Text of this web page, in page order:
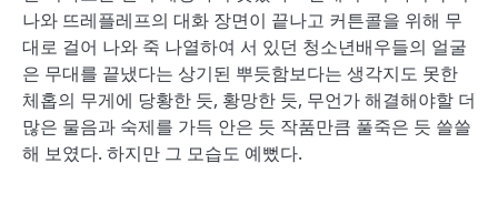
나와 뜨레플레프의 대화 장면이 끝나고 커튼콜을 위해 무
대로 걸어 나와 죽 나열하여 서 있던 청소년배우들의 얼굴
은 무대를 끝냈다는 상기된 뿌듯함보다는 생각지도 못한
체홉의 무게에 당황한 듯, 황망한 듯, 무언가 해결해야할 더
많은 물음과 숙제를 가득 안은 듯 작품만큼 풀죽은 듯 쓸쓸
해 보였다. 하지만 그 모습도 예뻤다.